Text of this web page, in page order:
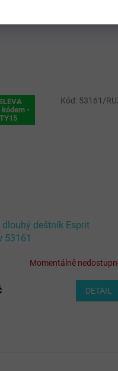
kódem -
dlouhý deštník Esprit
53161
Momentálně
DETAIL
Kód: 53161/